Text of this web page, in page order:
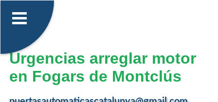
Urgencias arreglar motor
en Fogars de Montclús